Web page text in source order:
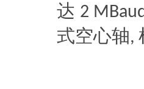
达 2
式空心轴,